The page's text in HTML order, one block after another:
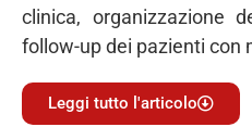
clinica, organizzazione
follow-up dei pazienti con
Leggi tutto l'articolo